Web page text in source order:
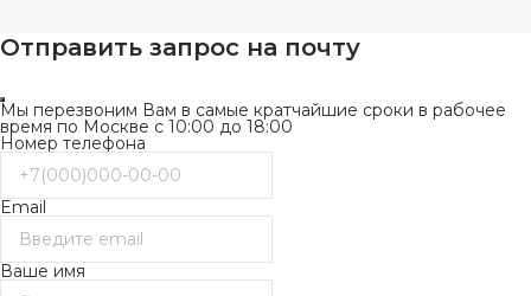
Отправить запрос на почту
Мы перезвоним Вам в самые кратчайшие сроки в рабочее
время по Москве с 10:00 до 18:00
Номер телефона
Email
Ваше имя